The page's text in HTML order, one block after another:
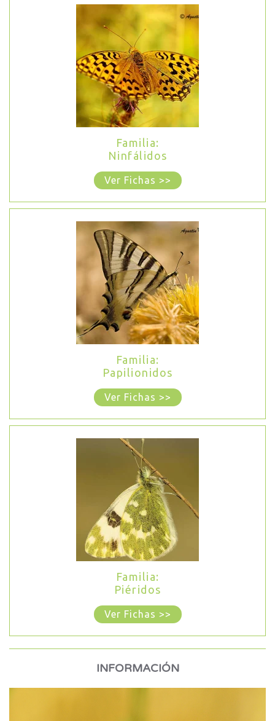
Familia:
Ninfálidos
Ver Fichas >>
Familia:
Papilionidos
Ver Fichas >>
Familia:
Piéridos
Ver Fichas >>
INFORMACIÓN